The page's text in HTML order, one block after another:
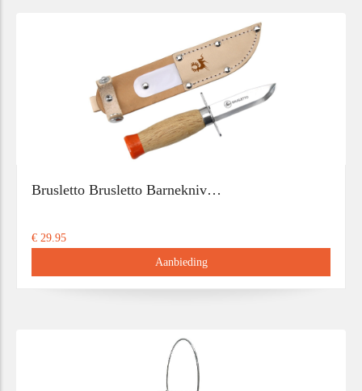
Brusletto Brusletto Barnekniv…
€ 29.95
Aanbieding